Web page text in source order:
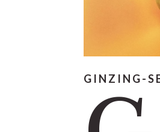
GINZING-